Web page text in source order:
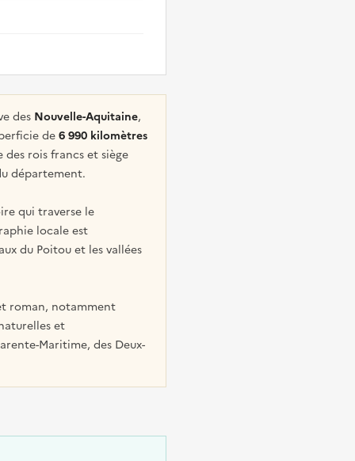
des Nouvelle-Aquitaine,
de6 990 kilomètres
rois francs et siège
département.
qui traverse le
locale est
du Poitou et les vallées
roman, notamment
et
Maritime, des Deux-